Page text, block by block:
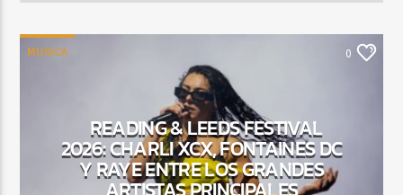
MUSICA 0
READING & LEEDS FESTIVAL
2026: CHARLI XCX, FONTAINES DC
Y RAYE ENTRE LOS GRANDES